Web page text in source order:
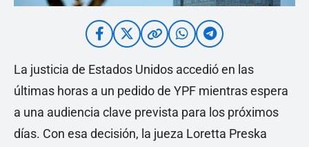
La justicia de Estados Unidos accedió en las
últimas horas a un pedido de YPF mientras espera
a una audiencia clave prevista para los próximos
días. Con esa decisión, la jueza Loretta Preska